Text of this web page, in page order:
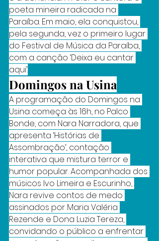
poeta mineira radicada na
Paraíba. Em maio, ela conquistou,
pela segunda, vez o primeiro lugar
do Festival de Música da Paraíba,
com a canção ‘Deixa eu cantar
aqui’.
Domingos na Usina
A programação do Domingos na
Usina começa às 16h, no Palco
Bonde, com Nara Narradora, que
apresenta ‘Histórias de
Assombração’, contação
interativa que mistura terror e
humor popular. Acompanhada dos
músicos Ivo Limeira e Escurinho,
Nara revive contos de medo
assinados por Maria Valéria
Rezende e Dona Luzia Tereza,
convidando o público a enfrentar